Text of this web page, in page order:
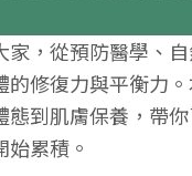
，從預防醫學、
修復力與平衡力
到肌膚保養，帶
累積。